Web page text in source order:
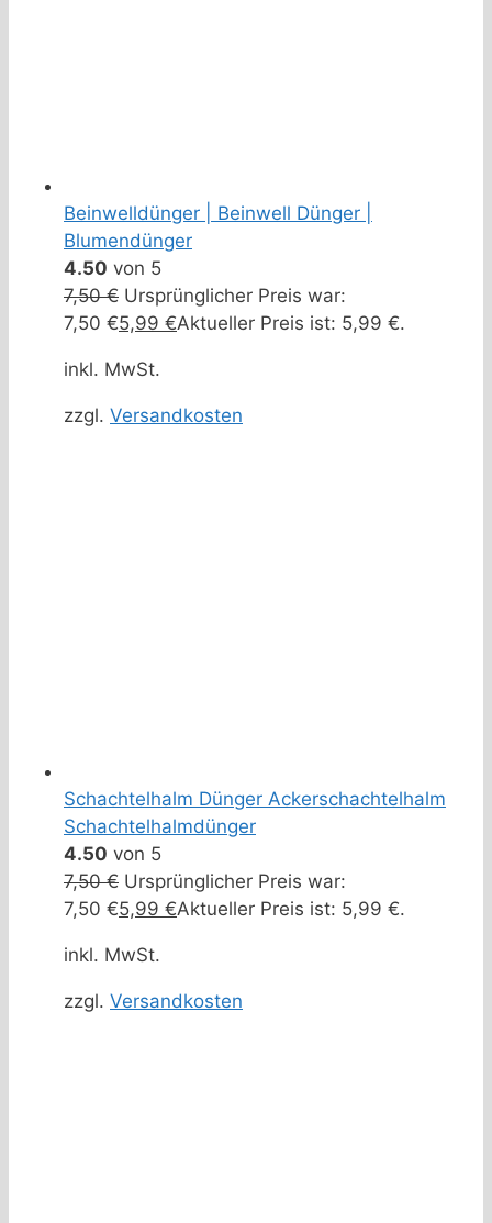
Beinwelldünger | Beinwell Dünger |
Blumendünger
4.50 von 5
7,50€ Ursprünglicher Preis war:
7,50 €5,99 €Aktueller Preis ist: 5,99 €.
inkl. MwSt.
zzgl. Versandkosten
Schachtelhalm Dünger Ackerschachtelhalm
Schachtelhalmdünger
4.50 von 5
7,50€ Ursprünglicher Preis war:
7,50 €5,99 €Aktueller Preis ist: 5,99 €.
inkl. MwSt.
zzgl. Versandkosten